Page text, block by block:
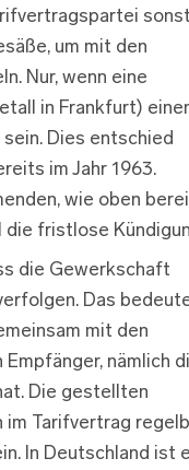
um mit den
Nur, wenn eine
in Frankfurt)
Dies entschied
im Jahr 1963.
wie oben
die fristlose
die Gewerkschaft
Das
mit den
nämlich
Die gestellten
im Tarifvertrag
In Deutschland ist